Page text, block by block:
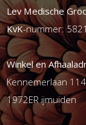
Lev Medische
KvK-nummer:
Winkel en
Kennemerlaan 114
1972ER ijmuiden